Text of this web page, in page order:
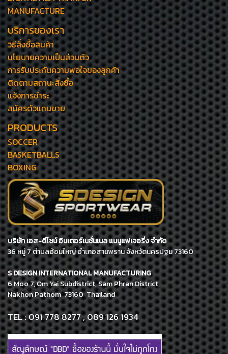
MANUFACTURE
บริการของเรา
วิธีสั่งซื้อสินค้า
นโยบายความเป็นส่วนตัว
การรับประกันความพอใจของลูกค้า
ติดตามสถานะสั่งซื้อ
แจ้งการชำระ
สมัครตัวแทนขาย
PRODUCTS
SOCCER
BASKETBALLS
BOXING
บริษัท เอส-ดีไซน์ อินเตอร์เนชั่นเนล แมนูแฟเจอริ่ง จำกัด
36 หมู่ 7 ตำบลอ้อมใหญ่ อำเภอสามพราน จังหวัดนครปฐม 73160
S DESIGN INTERNATIONAL MANUFACTURING
6 Moo 7, Om Yai Subdistrict, Sam Phran District,
Nakhon Pathom 73160 Thailand
TEL : 091 778 8277 , 089 126 1934